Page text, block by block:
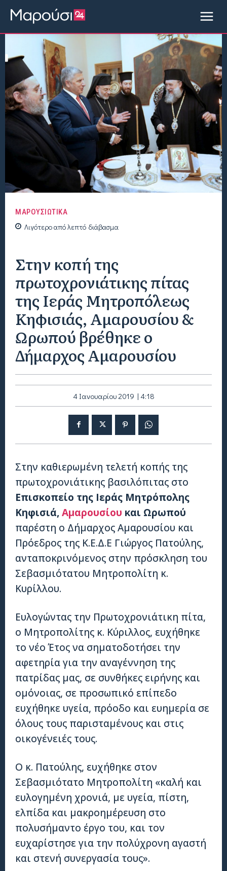
ΜΑΡΟΥΣΙΩΤΙΚΑ
Λιγότερο απόλεπτό διάβασμα
Στην κοπή της
πρωτοχρονιάτικης πίτας
της Ιεράς Μητροπόλεως
Κηφισιάς, Αμαρουσίου &
Ωρωπού βρέθηκε ο
Δήμαρχος Αμαρουσίου
4 Ιανουαρίου 2019 | 4:18
Στην καθιερωμένη τελετή κοπής της
πρωτοχρονιάτικης βασιλόπιτας στο
Επισκοπείο της Ιεράς Μητρόπολης
Κηφισιά,Αμαρουσίου και Ωρωπού
παρέστη ο Δήμαρχος Αμαρουσίου και
Πρόεδρος της Κ.Ε.Δ.Ε Γιώργος Πατούλης,
ανταποκρινόμενος στην πρόσκληση του
Σεβασμιότατου Μητροπολίτη κ.
Κυρίλλου.
Ευλογώντας την Πρωτοχρονιάτικη πίτα,
ο Μητροπολίτης κ. Κύριλλος, ευχήθηκε
το νέο Έτος να σηματοδοτήσει την
αφετηρία για την αναγέννηση της
πατρίδας μας, σε συνθήκες ειρήνης και
ομόνοιας, σε προσωπικό επίπεδο
ευχήθηκε υγεία, πρόοδο και ευημερία σε
όλους τους παρισταμένους και στις
οικογένειές τους.
Ο κ. Πατούλης, ευχήθηκε στον
Σεβασμιότατο Μητροπολίτη «καλή και
ευλογημένη χρονιά, με υγεία, πίστη,
ελπίδα και μακροημέρευση στο
πολυσήμαντο έργο του, και τον
ευχαρίστησε για την πολύχρονη αγαστή
και στενή συνεργασία τους».